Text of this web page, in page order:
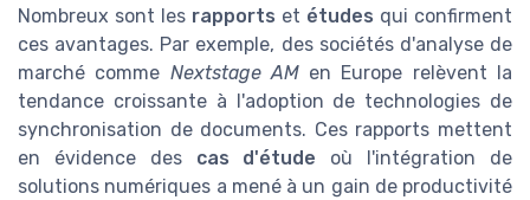
Nombreux sont les rapports et études qui confirment
ces avantages. Par exemple, des sociétés d'analyse de
marché comme Nextstage AMen Europe relèvent la
tendance croissante à l'adoption de technologies de
synchronisation de documents. Ces rapports mettent
en évidence des cas d'étude où l'intégration de
solutions numériques a mené à un gain de productivité